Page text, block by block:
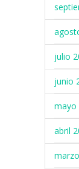
julio
junio
mayo
abril